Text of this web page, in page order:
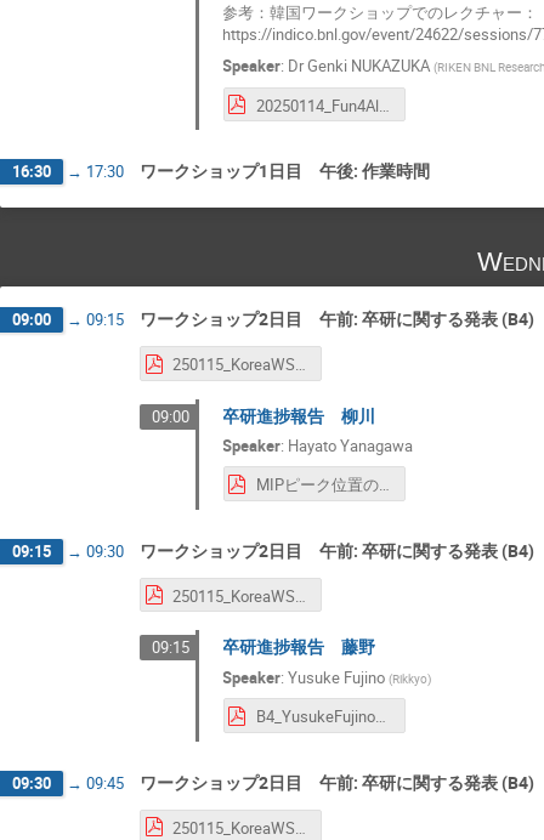
参考：韓国ワークショップでのレクチャー：
https://indico.bnl.gov/event/24622/sessions/
Speaker: DrGenki NUKAZUKA (RIKEN BNL
20250114_Fun4All_tutorial.pdf
16:30 → 17:30 ワークショップ1日目 午後: 作業時間
09:00 → 09:15 ワークショップ2日目 午前: 卒研に関する発表 (B4)
250115_KoreaWSFollowup_Enokizono.pdf
09:00 卒研進捗報告 柳川
Speaker: Hayato Yanagawa
MIPピーク位置のバイアス電圧依存性についてれん.pdf
09:15 → 09:30 ワークショップ2日目 午前: 卒研に関する発表 (B4)
09:15 卒研進捗報告 藤野
Speaker:Yusuke Fujino (Rikkyo)
B4_YusukeFujino_FollowupMeeting.pdf
09:30 → 09:45 ワークショップ2日目 午前: 卒研に関する発表 (B4)
250115_KoreaWSFollowup_Enokizono.pdf